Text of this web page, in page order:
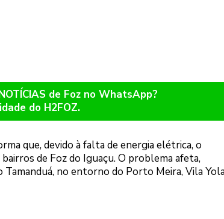
de Foz no WhatsApp?
do H2FOZ.
que, devido à falta de energia elétrica, o
de Foz do Iguaçu. O problema afeta,
Tamanduá, no entorno do Porto Meira, Vila